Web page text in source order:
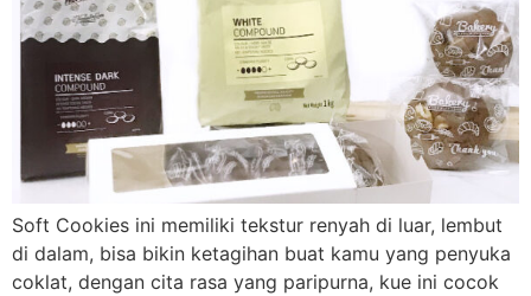
Soft Cookies ini memiliki tekstur renyah di luar, lembut
di dalam, bisa bikin ketagihan buat kamu yang penyuka
coklat, dengan cita rasa yang paripurna, kue ini cocok